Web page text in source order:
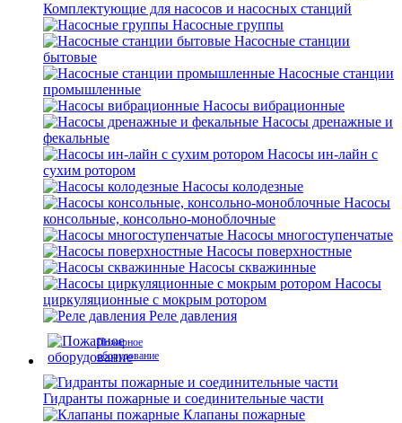
Комплектующие для насосов и насосных станций
Насосные группы
Насосные станции
бытовые
Насосные станции
промышленные
Насосы вибрационные
Насосы дренажные и
фекальные
Насосы ин-лайн с
сухим ротором
Насосы колодезные
Насосы
консольные, консольно-моноблочные
Насосы многоступенчатые
Насосы поверхностные
Насосы скважинные
Насосы
циркуляционные с мокрым ротором
Реле давления
Пожарное
оборудование
Гидранты пожарные и соединительные части
Клапаны пожарные